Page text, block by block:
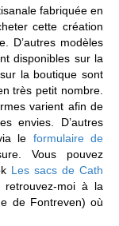
fabriquée en
cette création
D’autres modèles
disponibles sur la
la boutique sont
très petit nombre.
varient afin de
envies. D’autres
le formulaire de
Vous pouvez
Les sacs de Cath
retrouvez-moi à la
de Fontreven) où